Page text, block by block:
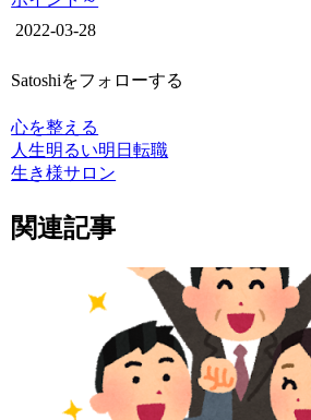
2022-03-28
Satoshiをフォローする
心を整える
人生明るい明日転職
生き様サロン
関連記事